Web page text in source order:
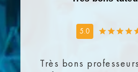
5.0
Très bons